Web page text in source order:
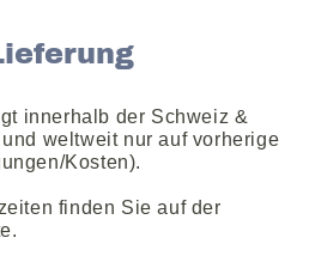
innerhalb der Schweiz &
weltweit nur auf vorherige
Kosten).
finden Sie auf der